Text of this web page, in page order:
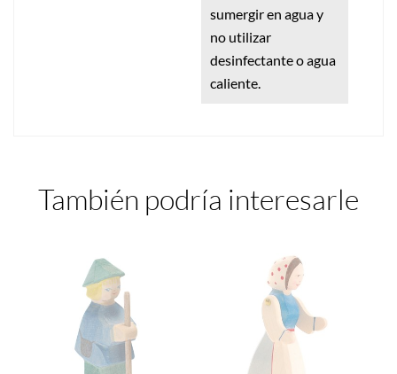
sumergir en agua y
no utilizar
desinfectante o agua
caliente.
También podría interesarle